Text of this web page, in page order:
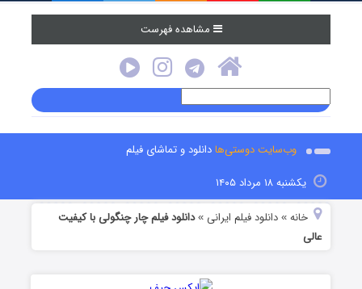
مشاهده فهرست
وب‌سایت دوستی‌هادانلود و تماشای فیلم
یکشنبه ۱۸ مرداد ۱۴۰۵
خانه »دانلود فیلم‌ ایرانی »دانلود فیلم چار چنگولی با کیفیت
عالی